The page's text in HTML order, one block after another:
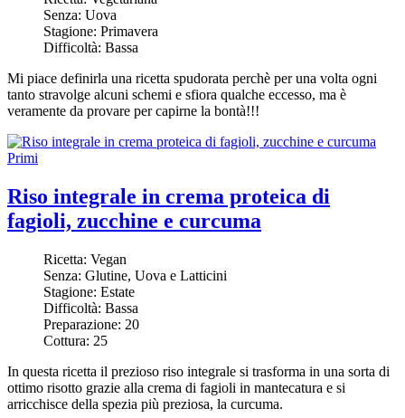
Senza: Uova
Stagione: Primavera
Difficoltà: Bassa
Mi piace definirla una ricetta spudorata perchè per una volta ogni
tanto stravolge alcuni schemi e sfiora qualche eccesso, ma è
veramente da provare per capirne la bontà!!!
Primi
Riso integrale in crema proteica di
fagioli, zucchine e curcuma
Ricetta: Vegan
Senza: Glutine, Uova e Latticini
Stagione: Estate
Difficoltà: Bassa
Preparazione: 20
Cottura: 25
In questa ricetta il prezioso riso integrale si trasforma in una sorta di
ottimo risotto grazie alla crema di fagioli in mantecatura e si
arricchisce della spezia più preziosa, la curcuma.